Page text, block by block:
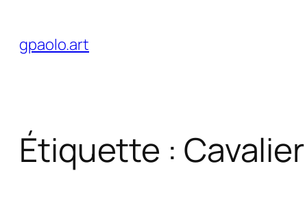
contenu
gpaolo.art
Étiquette : Cavalier